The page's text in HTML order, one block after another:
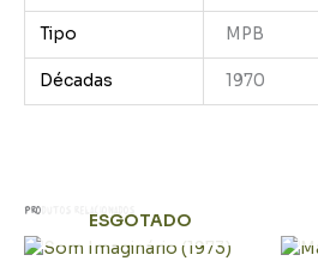
Tipo MPB
Décadas 1970
Produtos relacionadosESGOTADO